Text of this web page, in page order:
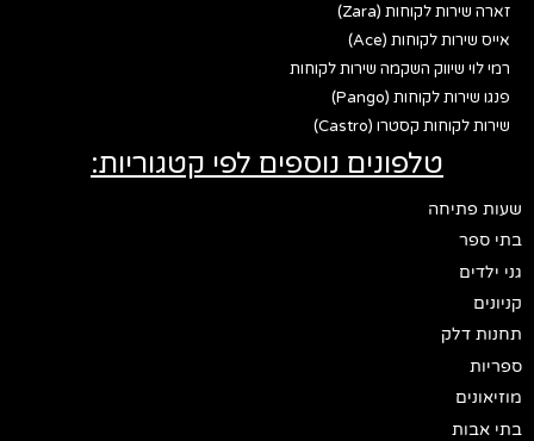
זארה שירות לקוחות (Zara)
אייס שירות לקוחות (Ace)
רמי לוי שיווק השקמה שירות לקוחות
פנגו שירות לקוחות (Pango)
שירות לקוחות קסטרו (Castro)
טלפונים נוספים לפי קטגוריות:
שעות פתיחה
בתי ספר
גני ילדים
קניונים
תחנות דלק
ספריות
מוזיאונים
בתי אבות